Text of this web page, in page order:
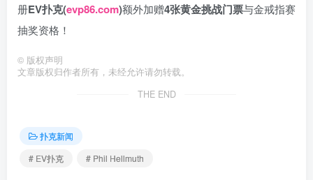
册EV扑克(evp86.com)额外加赠4张黄金挑战门票与金戒指赛
抽奖资格！
© 版权声明
文章版权归作者所有，未经允许请勿转载。
THE END
扑克新闻
# EV扑克
# Phil Hellmuth